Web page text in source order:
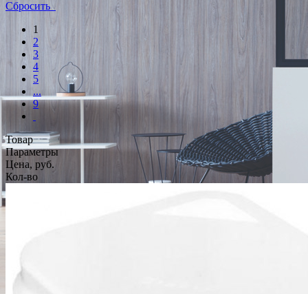
Сбросить
1
2
3
4
5
...
9
Товар
Параметры
Цена, руб.
Кол-во